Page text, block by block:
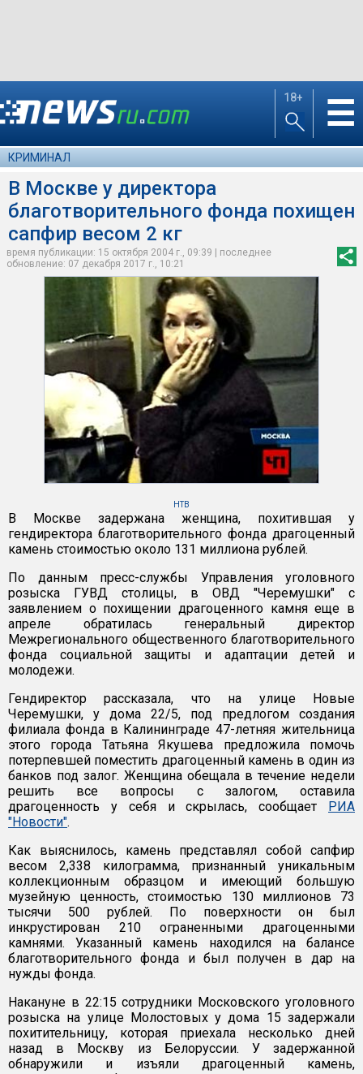
18+ ☰
КРИМИНАЛ
В Москве у директора
благотворительного фонда похищен
сапфир весом 2 кг
время публикации: 15 октября 2004 г., 09:39 | последнее
обновление: 07 декабря 2017 г., 10:21
НТВ
В Москве задержана женщина, похитившая у
гендиректора благотворительного фонда драгоценный
камень стоимостью около 131 миллиона рублей.
По данным пресс-службы Управления уголовного
розыска ГУВД столицы, в ОВД "Черемушки" с
заявлением о похищении драгоценного камня еще в
апреле обратилась генеральный директор
Межрегионального общественного благотворительного
фонда социальной защиты и адаптации детей и
молодежи.
Гендиректор рассказала, что на улице Новые
Черемушки, у дома 22/5, под предлогом создания
филиала фонда в Калининграде 47-летняя жительница
этого города Татьяна Якушева предложила помочь
потерпевшей поместить драгоценный камень в один из
банков под залог. Женщина обещала в течение недели
решить все вопросы с залогом, оставила
драгоценность у себя и скрылась, сообщает РИА
"Новости".
Как выяснилось, камень представлял собой сапфир
весом 2,338 килограмма, признанный уникальным
коллекционным образцом и имеющий большую
музейную ценность, стоимостью 130 миллионов 73
тысячи 500 рублей. По поверхности он был
инкрустирован 210 ограненными драгоценными
камнями. Указанный камень находился на балансе
благотворительного фонда и был получен в дар на
нужды фонда.
Накануне в 22:15 сотрудники Московского уголовного
розыска на улице Молостовых у дома 15 задержали
похитительницу, которая приехала несколько дней
назад в Москву из Белоруссии. У задержанной
обнаружили и изъяли драгоценный камень,